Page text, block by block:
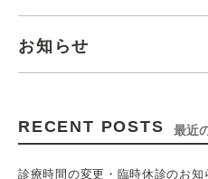
お知らせ
RECENT POSTS 最近
診療時間の変更・臨時休診のお知